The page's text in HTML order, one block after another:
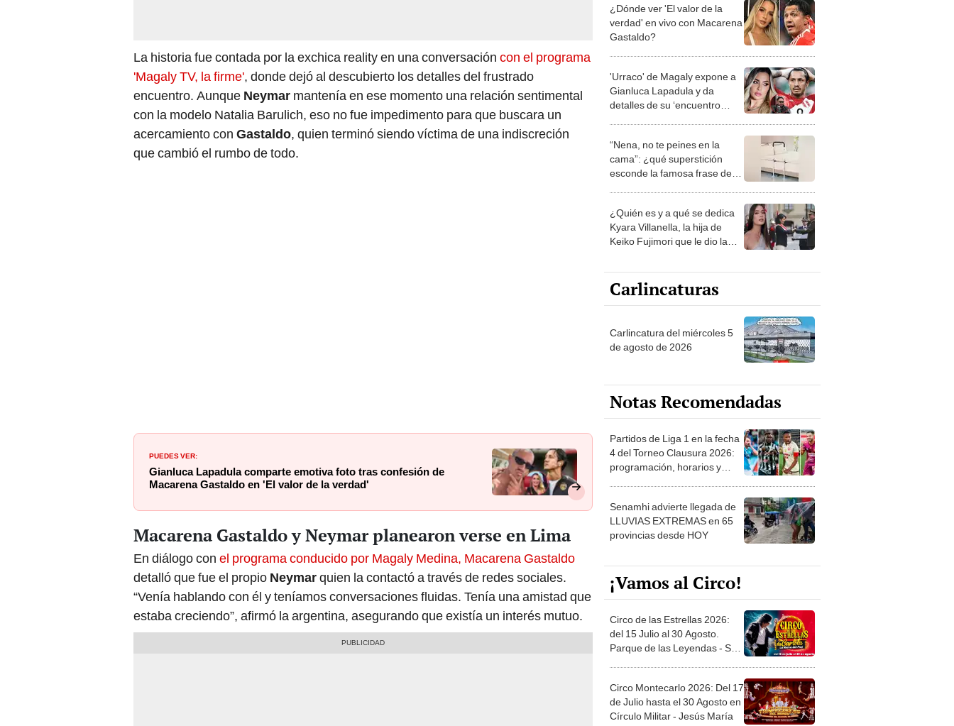
La historia fue contada por la exchica reality en una conversación con el programa
'Magaly TV, la firme', donde dejó al descubierto los detalles del frustrado
encuentro. Aunque Neymar mantenía en ese momento una relación sentimental
con la modelo Natalia Barulich, eso no fue impedimento para que buscara un
acercamiento con Gastaldo, quien terminó siendo víctima de una indiscreción
que cambió el rumbo de todo.
PUEDES VER:
Gianluca Lapadula comparte emotiva foto tras confesión de
Macarena Gastaldo en 'El valor de la verdad'
Macarena Gastaldo y Neymar planearon verse en Lima
En diálogo con el programa conducido por Magaly Medina, Macarena Gastaldo
detalló que fue el propio Neymarquien la contactó a través de redes sociales.
“Venía hablando con él y teníamos conversaciones fluidas. Tenía una amistad que
estaba creciendo”, afirmó la argentina, asegurando que existía un interés mutuo.
¿Dónde ver 'El valor de la
verdad' en vivo con Macarena
Gastaldo?
'Urraco' de Magaly expone a
Gianluca Lapadula y da
detalles de su ‘encuentro
“Nena, no te peines en la
cama”: ¿qué superstición
esconde la famosa frase de
¿Quién es y a qué se dedica
Kyara Villanella, la hija de
Keiko Fujimori que le dio la
Carlincaturas
Carlincatura del miércoles 5
de agosto de 2026
Notas Recomendadas
Partidos de Liga 1 en la fecha
4 del Torneo Clausura 2026:
programación, horarios y
Senamhi advierte llegada de
LLUVIAS EXTREMAS en 65
provincias desde HOY
¡Vamos al Circo!
Circo de las Estrellas 2026:
del 15 Julio al 30 Agosto.
Parque de las Leyendas - San
Circo Montecarlo 2026: Del 17
de Julio hasta el 30 Agosto en
Círculo Militar - Jesús María